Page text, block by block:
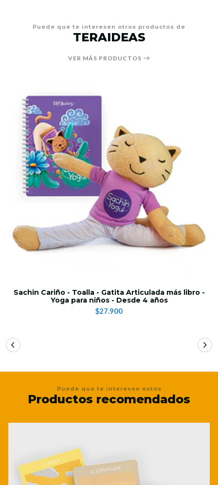
Puede que te interesen otros productos de
TERAIDEAS
VER MÁS PRODUCTOS
Sachin Cariño - Toalla - Gatita Articulada más libro -
Yoga para niños - Desde 4 años
$27.900
Puede que te interesen estos
Productos recomendados